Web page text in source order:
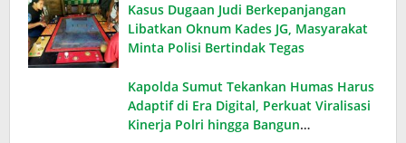
Kasus Dugaan Judi Berkepanjangan
Libatkan Oknum Kades JG, Masyarakat
Minta Polisi Bertindak Tegas
Kapolda Sumut Tekankan Humas Harus
Adaptif di Era Digital, Perkuat Viralisasi
Kinerja Polri hingga Bangun